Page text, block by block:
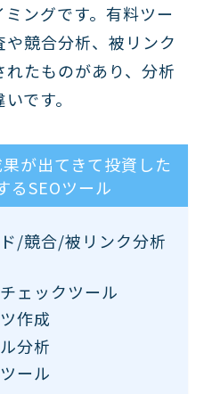
ミングです。有料ツー
競合分析、被リンク
たものがあり、分析
です。
果が出てきて投資した
るSEOツール
/競合/被リンク分析
ェックツール
作成
分析
ール